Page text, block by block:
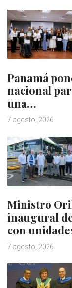
Panamá
nacional
una…
7 agosto, 2026
Ministro
inaugural
con
7 agosto, 2026